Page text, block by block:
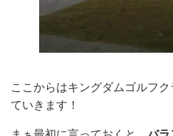
ここからはキングダムゴルフ
ていきます！